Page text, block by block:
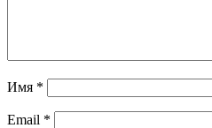
Имя *
Email *